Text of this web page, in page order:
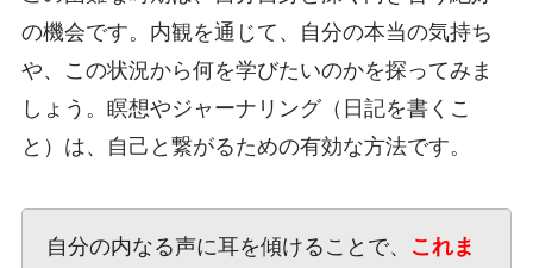
の機会です。内観を通じて、自分の本当の気持ち
や、この状況から何を学びたいのかを探ってみま
しょう。瞑想やジャーナリング（日記を書くこ
と）は、自己と繋がるための有効な方法です。
自分の内なる声に耳を傾けることで、
これま